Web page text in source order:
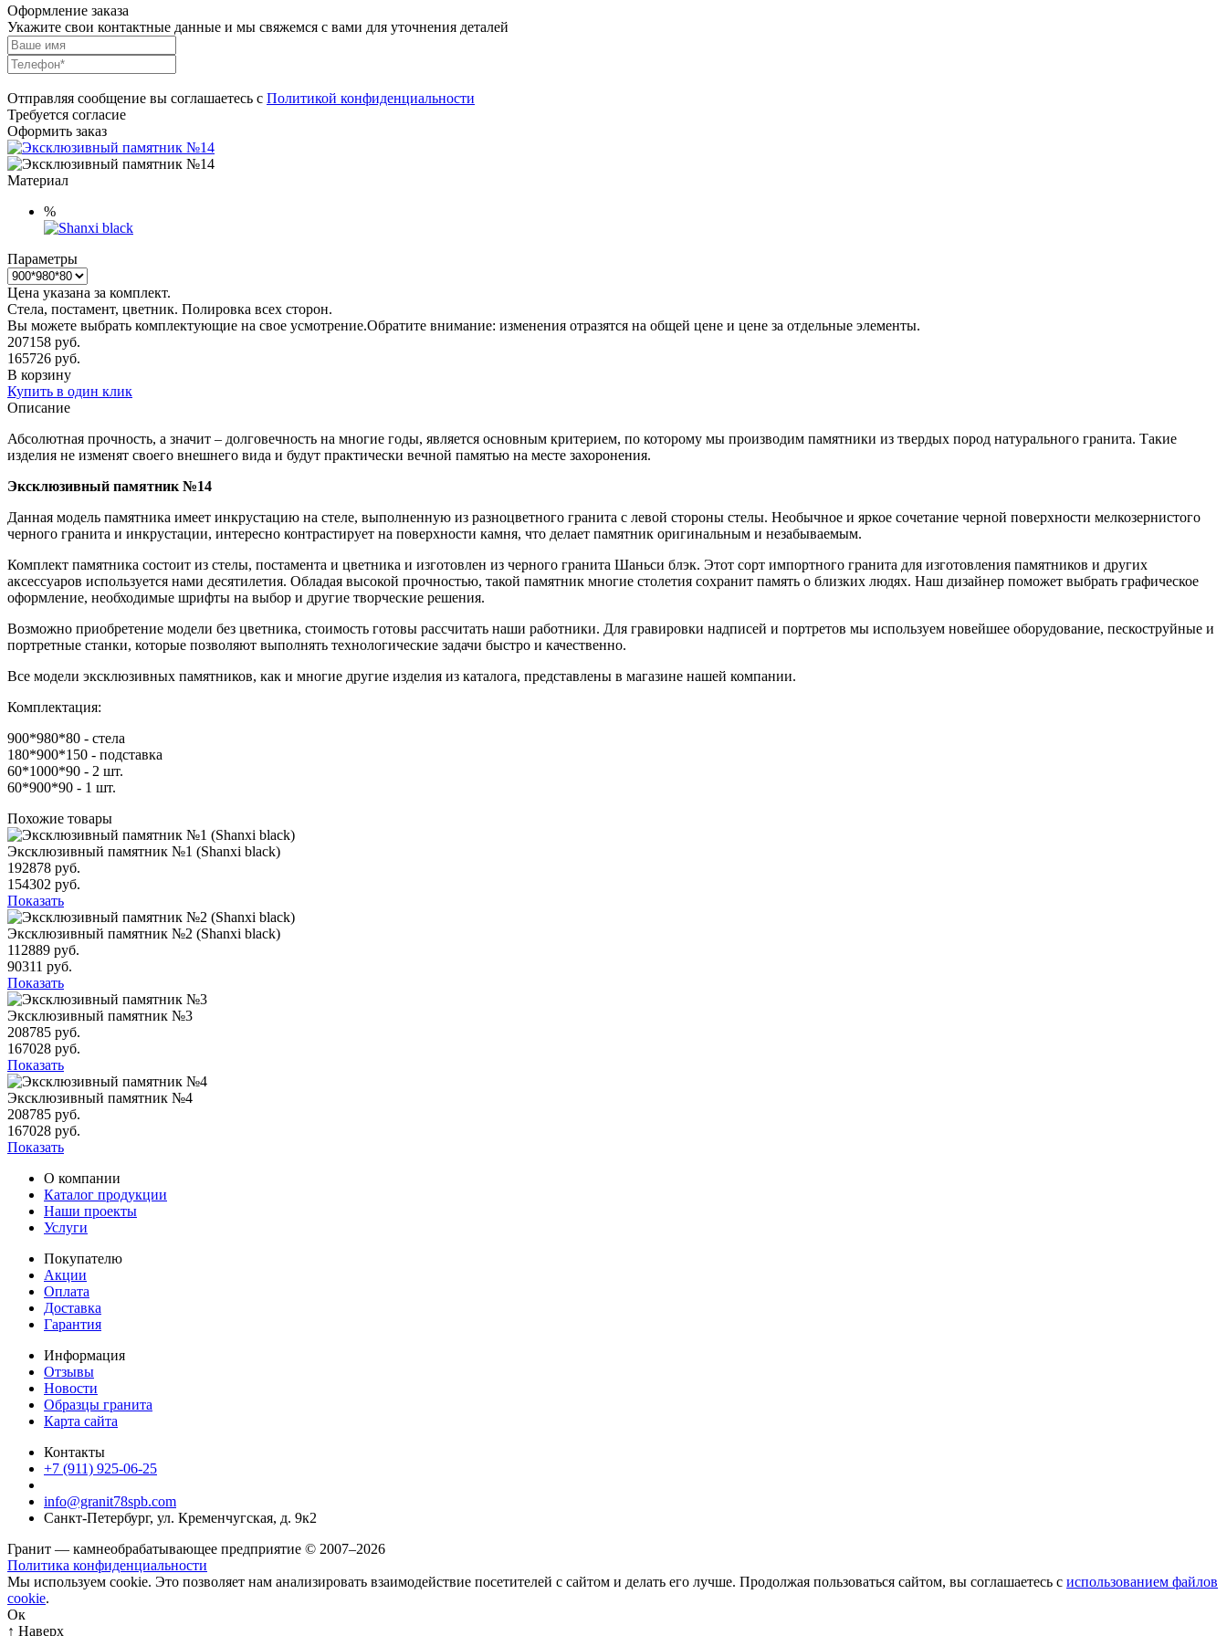
Оформление заказа
Укажите свои контактные данные и мы свяжемся с вами для уточнения деталей
Отправляя сообщение вы соглашаетесь с Политикой конфиденциальности
Требуется согласие
Оформить заказ
Материал
%
Параметры
Цена указана за комплект.
Стела, постамент, цветник. Полировка всех сторон.
Вы можете выбрать комплектующие на свое усмотрение.Обратите внимание: изменения отразятся на общей цене и цене за отдельные элементы.
207158 руб.
165726 руб.
В корзину
Купить в один клик
Описание
Абсолютная прочность, а значит – долговечность на многие годы, является основным критерием, по которому мы производим памятники из твердых пород натурального гранита. Такие
изделия не изменят своего внешнего вида и будут практически вечной памятью на месте захоронения.
Эксклюзивный памятник №14
Данная модель памятника имеет инкрустацию на стеле, выполненную из разноцветного гранита с левой стороны стелы. Необычное и яркое сочетание черной поверхности мелкозернистого
черного гранита и инкрустации, интересно контрастирует на поверхности камня, что делает памятник оригинальным и незабываемым.
Комплект памятника состоит из стелы, постамента и цветника и изготовлен из черного гранита Шаньси блэк. Этот сорт импортного гранита для изготовления памятников и других
аксессуаров используется нами десятилетия. Обладая высокой прочностью, такой памятник многие столетия сохранит память о близких людях. Наш дизайнер поможет выбрать графическое
оформление, необходимые шрифты на выбор и другие творческие решения.
Возможно приобретение модели без цветника, стоимость готовы рассчитать наши работники. Для гравировки надписей и портретов мы используем новейшее оборудование, пескоструйные и
портретные станки, которые позволяют выполнять технологические задачи быстро и качественно.
Все модели эксклюзивных памятников, как и многие другие изделия из каталога, представлены в магазине нашей компании.
Комплектация:
900*980*80 - стела
180*900*150 - подставка
60*1000*90 - 2 шт.
60*900*90 - 1 шт.
Похожие товары
Эксклюзивный памятник №1 (Shanxi black)
192878 руб.
154302 руб.
Показать
Эксклюзивный памятник №2 (Shanxi black)
112889 руб.
90311 руб.
Показать
Эксклюзивный памятник №3
208785 руб.
167028 руб.
Показать
Эксклюзивный памятник №4
208785 руб.
167028 руб.
Показать
О компании
Каталог продукции
Наши проекты
Услуги
Покупателю
Акции
Оплата
Доставка
Гарантия
Информация
Отзывы
Новости
Образцы гранита
Карта сайта
Контакты
+7 (911) 925-06-25
info@granit78spb.com
Санкт-Петербург, ул. Кременчугская, д. 9к2
Гранит — камнеобрабатывающее предприятие © 2007–2026
Политика конфиденциальности
Мы используем cookie. Это позволяет нам анализировать взаимодействие посетителей с сайтом и делать его лучше. Продолжая пользоваться сайтом, вы соглашаетесь с использованием файлов
cookie.
Ок
↑ Наверх